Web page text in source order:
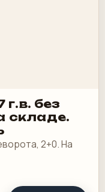
г.в. без
складе.
2+0. На